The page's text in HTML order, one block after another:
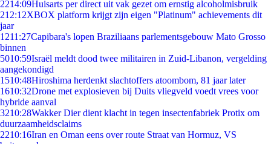
2214:09Huisarts per direct uit vak gezet om ernstig alcoholmisbruik
212:12XBOX platform krijgt zijn eigen "Platinum" achievements dit
jaar
1211:27Capibara's lopen Braziliaans parlementsgebouw Mato Grosso
binnen
5010:59Israël meldt dood twee militairen in Zuid-Libanon, vergelding
aangekondigd
1510:48Hiroshima herdenkt slachtoffers atoombom, 81 jaar later
1610:32Drone met explosieven bij Duits vliegveld voedt vrees voor
hybride aanval
3210:28Wakker Dier dient klacht in tegen insectenfabriek Protix om
duurzaamheidsclaims
2210:16Iran en Oman eens over route Straat van Hormuz, VS